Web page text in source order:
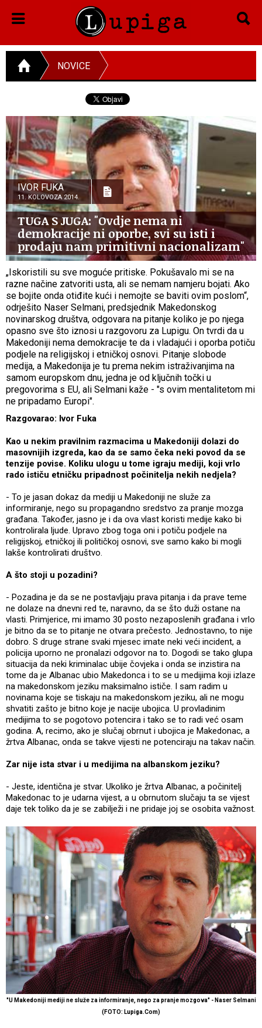
NOVICE
IVOR FUKA
11. KOLOVOZA 2014.
TUGA S JUGA: "Ovdje nema ni
demokracije ni oporbe, svi su isti i
prodaju nam primitivni nacionalizam"
„Iskoristili su sve moguće pritiske. Pokušavalo mi se na
razne načine zatvoriti usta, ali se nemam namjeru bojati. Ako
se bojite onda otiđite kući i nemojte se baviti ovim poslom“,
odrješito Naser Selmani, predsjednik Makedonskog
novinarskog društva, odgovara na pitanje koliko je po njega
opasno sve što iznosi u razgovoru za Lupigu. On tvrdi da u
Makedoniji nema demokracije te da i vladajući i oporba potiču
podjele na religijskoj i etničkoj osnovi. Pitanje slobode
medija, a Makedonija je tu prema nekim istraživanjima na
samom europskom dnu, jedna je od ključnih točki u
pregovorima s EU, ali Selmani kaže - "s ovim mentalitetom mi
ne pripadamo Europi".
Razgovarao: Ivor Fuka
Kao u nekim pravilnim razmacima u Makedoniji dolazi do
masovnijih izgreda, kao da se samo čeka neki povod da se
tenzije povise. Koliku ulogu u tome igraju mediji, koji vrlo
rado ističu etničku pripadnost počinitelja nekih nedjela?
- To je jasan dokaz da mediji u Makedoniji ne služe za
informiranje, nego su propagandno sredstvo za pranje mozga
građana. Također, jasno je i da ova vlast koristi medije kako bi
kontrolirala ljude. Upravo zbog toga oni i potiču podjele na
religijskoj, etničkoj ili političkoj osnovi, sve samo kako bi mogli
lakše kontrolirati društvo.
A što stoji u pozadini?
- Pozadina je da se ne postavljaju prava pitanja i da prave teme
ne dolaze na dnevni red te, naravno, da se što duži ostane na
vlasti. Primjerice, mi imamo 30 posto nezaposlenih građana i vrlo
je bitno da se to pitanje ne otvara prečesto. Jednostavno, to nije
dobro. S druge strane svaki mjesec imate neki veći incident, a
policija uporno ne pronalazi odgovor na to. Dogodi se tako glupa
situacija da neki kriminalac ubije čovjeka i onda se inzistira na
tome da je Albanac ubio Makedonca i to se u medijima koji izlaze
na makedonskom jeziku maksimalno ističe. I sam radim u
novinama koje se tiskaju na makedonskom jeziku, ali ne mogu
shvatiti zašto je bitno koje je nacije ubojica. U provladinim
medijima to se pogotovo potencira i tako se to radi već osam
godina. A, recimo, ako je slučaj obrnut i ubojica je Makedonac, a
žrtva Albanac, onda se takve vijesti ne potenciraju na takav način.
Zar nije ista stvar i u medijima na albanskom jeziku?
- Jeste, identična je stvar. Ukoliko je žrtva Albanac, a počinitelj
Makedonac to je udarna vijest, a u obrnutom slučaju ta se vijest
daje tek toliko da je se zabilježi i ne pridaje joj se osobita važnost.
"U Makedoniji mediji ne služe za informiranje, nego za pranje mozgova" - Naser Selmani
(FOTO: Lupiga.Com)